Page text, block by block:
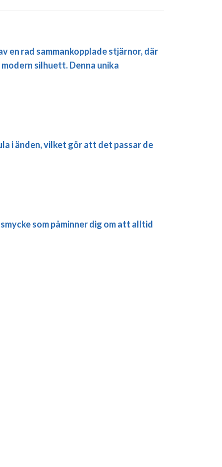
en rad sammankopplade stjärnor, där
silhuett. Denna unika
i änden, vilket gör att det passar de
som påminner dig om att alltid